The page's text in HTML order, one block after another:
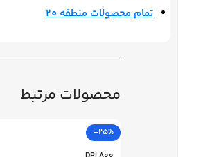
تمام محصولات منطقه 20
محصولات مرتبط
-25%